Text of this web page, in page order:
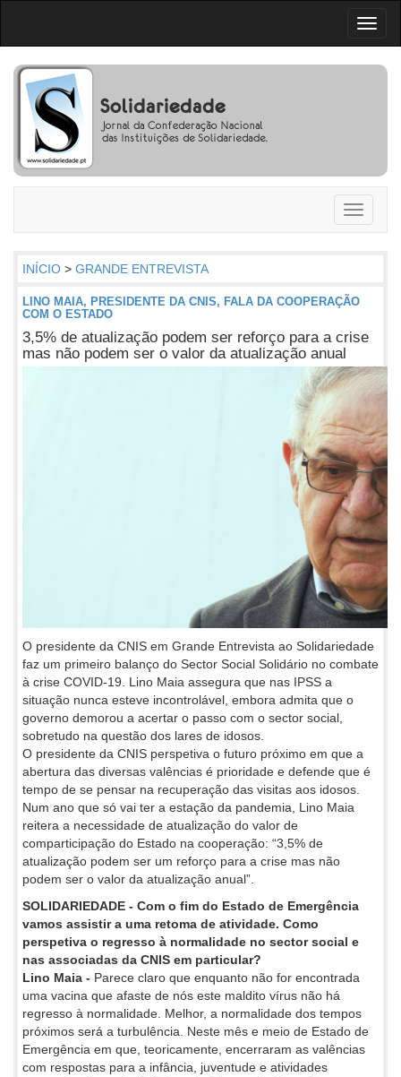
Toggle
INÍCIO > GRANDE ENTREVISTA
LINO MAIA, PRESIDENTE DA CNIS, FALA DA COOPERAÇÃO
COM O ESTADO
3,5% de atualização podem ser reforço para a crise
mas não podem ser o valor da atualização anual
O presidente da CNIS em Grande Entrevista ao Solidariedade
faz um primeiro balanço do Sector Social Solidário no combate
à crise COVID-19. Lino Maia assegura que nas IPSS a
situação nunca esteve incontrolável, embora admita que o
governo demorou a acertar o passo com o sector social,
sobretudo na questão dos lares de idosos.
O presidente da CNIS perspetiva o futuro próximo em que a
abertura das diversas valências é prioridade e defende que é
tempo de se pensar na recuperação das visitas aos idosos.
Num ano que só vai ter a estação da pandemia, Lino Maia
reitera a necessidade de atualização do valor de
comparticipação do Estado na cooperação: “3,5% de
atualização podem ser um reforço para a crise mas não
podem ser o valor da atualização anual”.
SOLIDARIEDADE - Com o fim do Estado de Emergência
vamos assistir a uma retoma de atividade. Como
perspetiva o regresso à normalidade no sector social e
nas associadas da CNIS em particular?
Lino Maia - Parece claro que enquanto não for encontrada
uma vacina que afaste de nós este maldito vírus não há
regresso à normalidade. Melhor, a normalidade dos tempos
próximos será a turbulência. Neste mês e meio de Estado de
Emergência em que, teoricamente, encerraram as valências
com respostas para a infância, juventude e atividades